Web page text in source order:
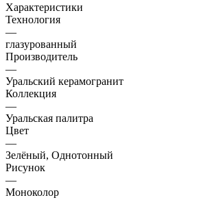
Характеристики
Технология
—
глазурованный
Производитель
—
Уральский керамогранит
Коллекция
—
Уральская палитра
Цвет
—
Зелёный, Однотонный
Рисунок
—
Моноколор